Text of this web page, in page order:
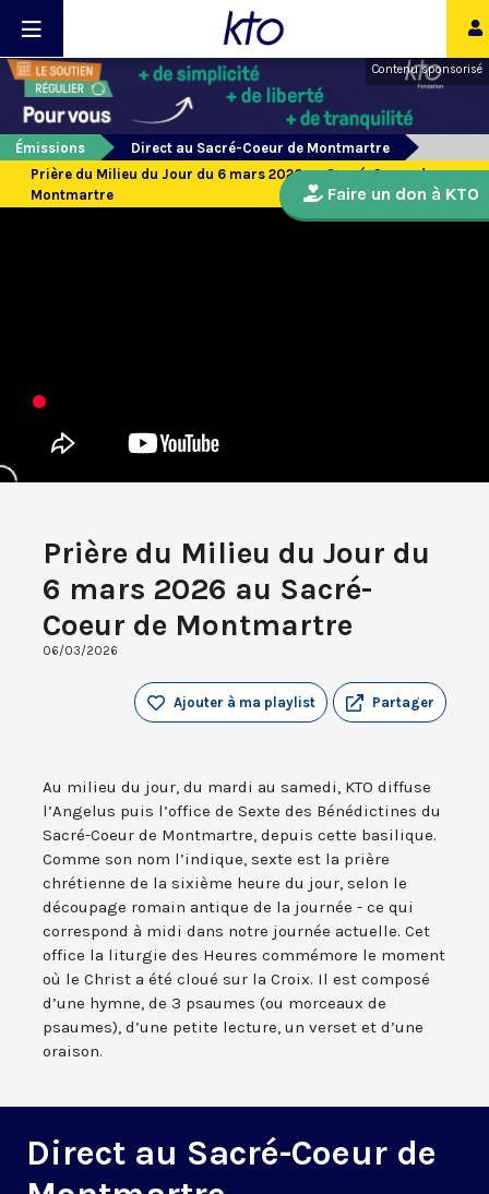
Contenu sponsorisé
Émissions
Direct au Sacré-Coeur de Montmartre
Prière du Milieu du Jour du 6 mars 2026 au Sacré-Coeur de
Montmartre
Prière du Milieu du Jour du
6 mars 2026 au Sacré-
Coeur de Montmartre
06/03/2026
Partager
Ajouter à ma playlist
Au milieu du jour, du mardi au samedi, KTO diffuse
l’Angelus puis l’office de Sexte des Bénédictines du
Sacré-Coeur de Montmartre, depuis cette basilique.
Comme son nom l’indique, sexte est la prière
chrétienne de la sixième heure du jour, selon le
découpage romain antique de la journée - ce qui
correspond à midi dans notre journée actuelle. Cet
office la liturgie des Heures commémore le moment
où le Christ a été cloué sur la Croix. Il est composé
d’une hymne, de 3 psaumes (ou morceaux de
psaumes), d’une petite lecture, un verset et d’une
oraison.
Direct au Sacré-Coeur de
Faire un don à KTO